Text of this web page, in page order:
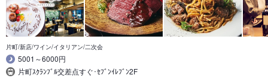
片町/新店/ワイン/イタリアン/二次会
5001～6000円
片町ｽｸﾗﾝﾌﾞﾙ交差点すぐ･ｾﾌﾞﾝｲﾚﾌﾞﾝ2F